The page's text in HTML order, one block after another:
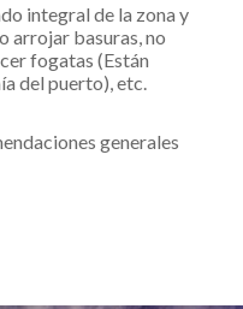
integral de la zona y
arrojar basuras, no
fogatas (Están
del puerto), etc.
generales